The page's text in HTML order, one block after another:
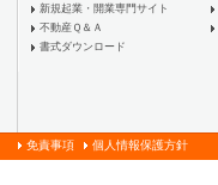
新規起業・開業専門サイト
不動産Ｑ＆Ａ
書式ダウンロード
免責事項 個人情報保護方針